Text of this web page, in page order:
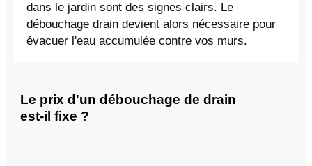
dans le jardin sont des signes clairs. Le
débouchage drain devient alors nécessaire pour
évacuer l'eau accumulée contre vos murs.
Le prix d'un débouchage de drain
est-il fixe ?